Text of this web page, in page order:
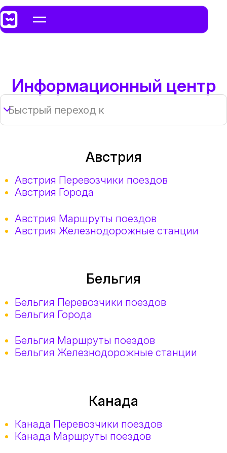
Информационный центр
Быстрый переход к
Австрия
Австрия Перевозчики поездов
Австрия Города
Австрия Маршруты поездов
Австрия Железнодорожные станции
Бельгия
Бельгия Перевозчики поездов
Бельгия Города
Бельгия Маршруты поездов
Бельгия Железнодорожные станции
Канада
Канада Перевозчики поездов
Канада Маршруты поездов